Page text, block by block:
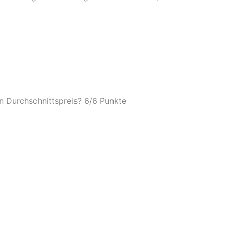
Durchschnittspreis? 6/6 Punkte